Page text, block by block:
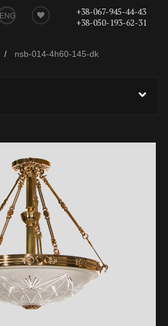
ENG
+38-067-945-44-43
+38-050-193-62-31
nsb-014-4h60-145-dk